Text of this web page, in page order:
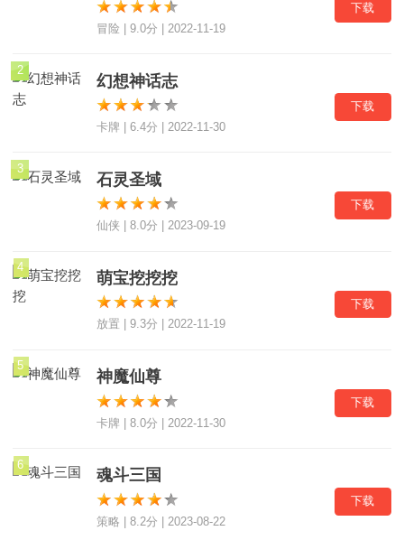
冒险 | 9.0分 | 2022-11-19
下载
2
幻想神话志
卡牌 | 6.4分 | 2022-11-30
下载
3
石灵圣域
仙侠 | 8.0分 | 2023-09-19
下载
4
萌宝挖挖挖
放置 | 9.3分 | 2022-11-19
下载
5
神魔仙尊
卡牌 | 8.0分 | 2022-11-30
下载
6
魂斗三国
策略 | 8.2分 | 2023-08-22
下载